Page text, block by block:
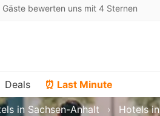
Gäste bewerten uns mit 4 Sternen
Deals ⏰ Last Minute
in Sachsen-Anhalt Hotels